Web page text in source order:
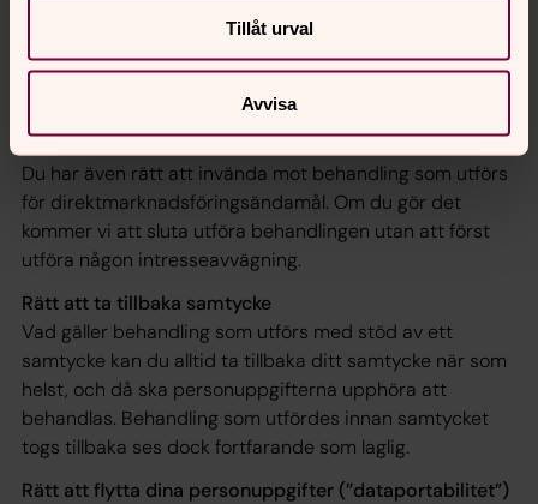
Tillåt urval
Avvisa
myndighetsutövning har du alltid rätt att invända mot
enligt dataskyddsförordningen. Då kommer vi att göra
en intresseavvägning utifrån din specifika situation för
att bedöma om det fortfarande är berättigat att
behandla dina personuppgifter för det angivna syftet.
Du har även rätt att invända mot behandling som utförs
för direktmarknadsföringsändamål. Om du gör det
kommer vi att sluta utföra behandlingen utan att först
utföra någon intresseavvägning.
Rätt att ta tillbaka samtycke
Vad gäller behandling som utförs med stöd av ett
samtycke kan du alltid ta tillbaka ditt samtycke när som
helst, och då ska personuppgifterna upphöra att
behandlas. Behandling som utfördes innan samtycket
togs tillbaka ses dock fortfarande som laglig.
Rätt att flytta dina personuppgifter (”dataportabilitet”)